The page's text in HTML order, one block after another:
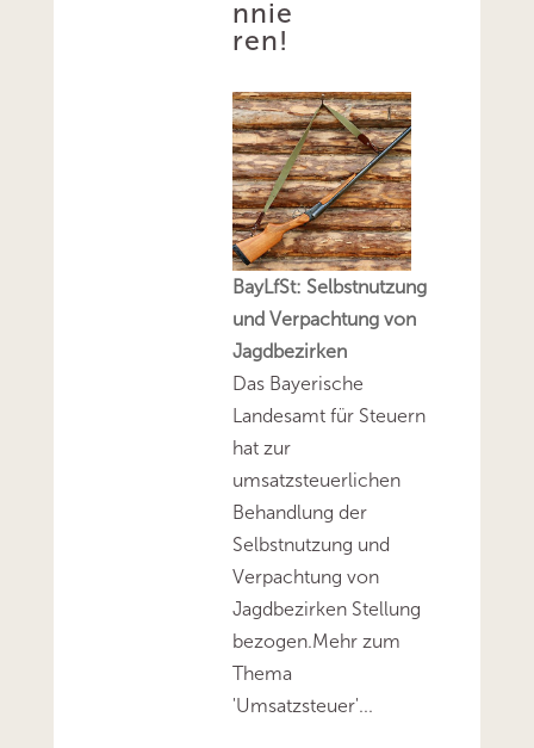
nnie
ren!
BayLfSt: Selbstnutzung
und Verpachtung von
Jagdbezirken
Das Bayerische
Landesamt für Steuern
hat zur
umsatzsteuerlichen
Behandlung der
Selbstnutzung und
Verpachtung von
Jagdbezirken Stellung
bezogen.Mehr zum
Thema
'Umsatzsteuer'...